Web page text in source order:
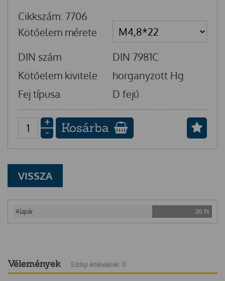
Cikkszám: 7706
Kötőelem mérete
DIN szám
DIN 7981C
Kötőelem kivitele
horganyzott Hg
Fej típusa
D fejű
+
-
Kosárba
VISSZA
Alapár 20 Ft
Vélemények Eddigi értékelések: 0